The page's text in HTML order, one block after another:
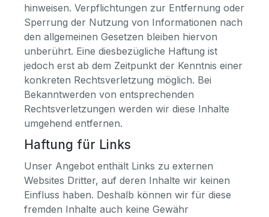
hinweisen. Verpflichtungen zur Entfernung oder
Sperrung der Nutzung von Informationen nach
den allgemeinen Gesetzen bleiben hiervon
unberührt. Eine diesbezügliche Haftung ist
jedoch erst ab dem Zeitpunkt der Kenntnis einer
konkreten Rechtsverletzung möglich. Bei
Bekanntwerden von entsprechenden
Rechtsverletzungen werden wir diese Inhalte
umgehend entfernen.
Haftung für Links
Unser Angebot enthält Links zu externen
Websites Dritter, auf deren Inhalte wir keinen
Einfluss haben. Deshalb können wir für diese
fremden Inhalte auch keine Gewähr